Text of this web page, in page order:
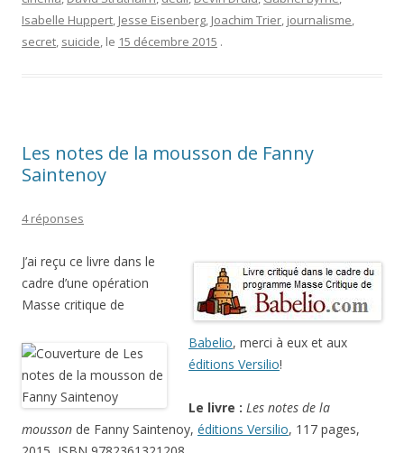
Isabelle Huppert, Jesse Eisenberg, Joachim Trier, journalisme,
secret, suicide, le 15 décembre 2015 .
Les notes de la mousson de Fanny
Saintenoy
4 réponses
J’ai reçu ce livre dans le
cadre d’une opération
Masse critique de
Babelio, merci à eux et aux
éditions Versilio!
Le livre : Les notes de la
mousson de Fanny Saintenoy, éditions Versilio, 117 pages,